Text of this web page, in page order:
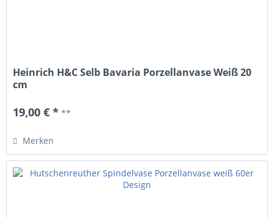
Heinrich H&C Selb Bavaria Porzellanvase Weiß 20
cm
19,00 € * **
Merken